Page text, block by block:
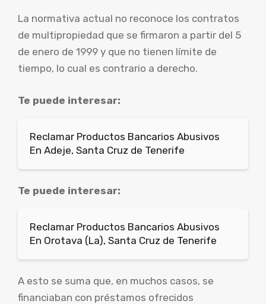
La normativa actual no reconoce los contratos
de multipropiedad que se firmaron a partir del 5
de enero de 1999 y que no tienen límite de
tiempo, lo cual es contrario a derecho.
Te puede interesar:
Reclamar Productos Bancarios Abusivos
En Adeje, Santa Cruz de Tenerife
Te puede interesar:
Reclamar Productos Bancarios Abusivos
En Orotava (La), Santa Cruz de Tenerife
A esto se suma que, en muchos casos, se
financiaban con préstamos ofrecidos